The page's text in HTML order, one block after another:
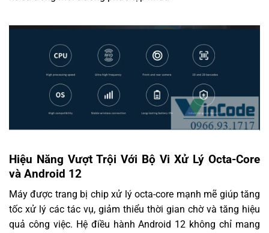
Hiệu Năng Vượt Trội Với Bộ Vi Xử Lý Octa-Core
và Android 12
Máy được trang bị chip xử lý octa-core mạnh mẽ giúp tăng
tốc xử lý các tác vụ, giảm thiểu thời gian chờ và tăng hiệu
quả công việc. Hệ điều hành Android 12 không chỉ mang